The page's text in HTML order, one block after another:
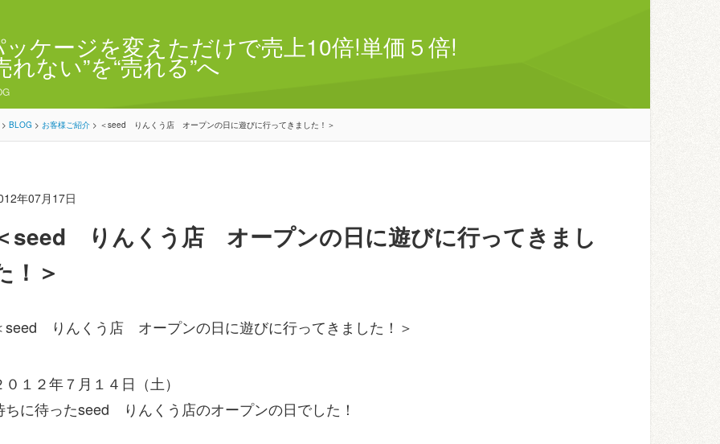
ケージを変えただけで売上10倍!単価５倍!
れない”を“売れる”へ
> BLOG > お客様ご紹介 > ＜seed りんくう店 オープンの日に遊びに行ってきました！＞
年07月17日
seed りんくう店 オープンの日に遊びに行ってきまし
！＞
seed りんくう店 オープンの日に遊びに行ってきました！＞
０１２年７月１４日（土）
ちに待ったseed りんくう店のオープンの日でした！